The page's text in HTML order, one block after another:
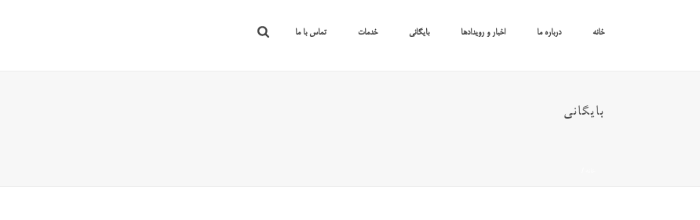
خانه درباره ما اخبار و رویدادها بایگانی خدمات تماس با ما
بایگانی